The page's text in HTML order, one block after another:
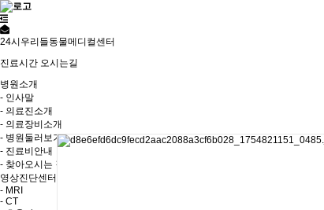
24시우리들동물메디컬센터
진료시간 오시는길
병원소개
- 인사말
- 의료진소개
- 의료장비소개
- 병원둘러보기
- 진료비안내
- 찾아오시는 길
영상진단센터
- MRI
- CT